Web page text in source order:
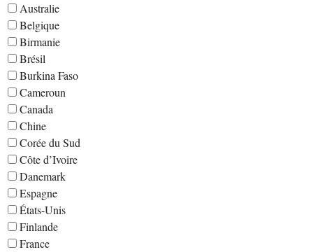
Australie
Belgique
Birmanie
Brésil
Burkina Faso
Cameroun
Canada
Chine
Corée du Sud
Côte d’Ivoire
Danemark
Espagne
États-Unis
Finlande
France